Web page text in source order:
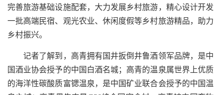
完善旅游基础设施配套，大力发展乡村旅游，精心设计开发
一批高端民宿、观光农业、休闲度假等乡村旅游精品，助力
乡村振兴。
记者了解到，高青拥有国井扳倒井鲁酒领军品牌，是中
国酒业协会授予的中国白酒名城；高青的温泉属世界上优质
的海洋性碳酸质富锶温泉，是中国矿业联合会授予的中国温